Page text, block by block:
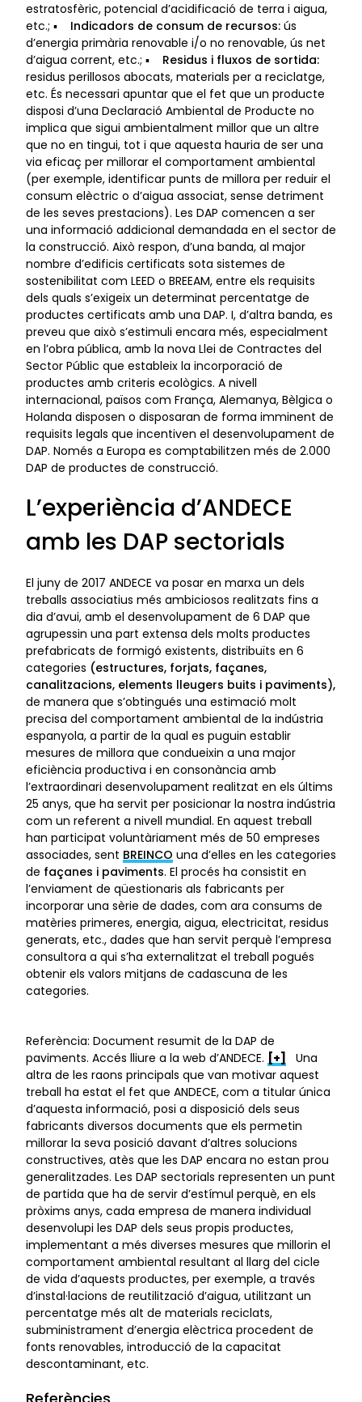
estratosfèric, potencial d’acidificació de terra i aigua,
etc.; ▪ Indicadors de consum de recursos: ús
d’energia primària renovable i/o no renovable, ús net
d’aigua corrent, etc.; ▪ Residus i fluxos de sortida:
residus perillosos abocats, materials per a reciclatge,
etc. És necessari apuntar que el fet que un producte
disposi d’una Declaració Ambiental de Producte no
implica que sigui ambientalment millor que un altre
que no en tingui, tot i que aquesta hauria de ser una
via eficaç per millorar el comportament ambiental
(per exemple, identificar punts de millora per reduir el
consum elèctric o d’aigua associat, sense detriment
de les seves prestacions). Les DAP comencen a ser
una informació addicional demandada en el sector de
la construcció. Això respon, d’una banda, al major
nombre d’edificis certificats sota sistemes de
sostenibilitat com LEED o BREEAM, entre els requisits
dels quals s’exigeix un determinat percentatge de
productes certificats amb una DAP. I, d’altra banda, es
preveu que això s’estimuli encara més, especialment
en l’obra pública, amb la nova Llei de Contractes del
Sector Públic que estableix la incorporació de
productes amb criteris ecològics. A nivell
internacional, països com França, Alemanya, Bèlgica o
Holanda disposen o disposaran de forma imminent de
requisits legals que incentiven el desenvolupament de
DAP. Només a Europa es comptabilitzen més de 2.000
DAP de productes de construcció.
L’experiència d’ANDECE
amb les DAP sectorials
El juny de 2017 ANDECE va posar en marxa un dels
treballs associatius més ambiciosos realitzats fins a
dia d’avui, amb el desenvolupament de 6 DAP que
agrupessin una part extensa dels molts productes
prefabricats de formigó existents, distribuïts en 6
categories (estructures, forjats, façanes,
canalitzacions, elements lleugers buits i paviments),
de manera que s’obtingués una estimació molt
precisa del comportament ambiental de la indústria
espanyola, a partir de la qual es puguin establir
mesures de millora que condueixin a una major
eficiència productiva i en consonància amb
l’extraordinari desenvolupament realitzat en els últims
25 anys, que ha servit per posicionar la nostra indústria
com un referent a nivell mundial. En aquest treball
han participat voluntàriament més de 50 empreses
associades, sent BREINCO una d’elles en les categories
de façanes i paviments. El procés ha consistit en
l’enviament de qüestionaris als fabricants per
incorporar una sèrie de dades, com ara consums de
matèries primeres, energia, aigua, electricitat, residus
generats, etc., dades que han servit perquè l’empresa
consultora a qui s’ha externalitzat el treball pogués
obtenir els valors mitjans de cadascuna de les
categories.
Referència: Document resumit de la DAP de
paviments. Accés lliure a la web d’ANDECE. [+]
Una
altra de les raons principals que van motivar aquest
treball ha estat el fet que ANDECE, com a titular única
d’aquesta informació, posi a disposició dels seus
fabricants diversos documents que els permetin
millorar la seva posició davant d’altres solucions
constructives, atès que les DAP encara no estan prou
generalitzades. Les DAP sectorials representen un punt
de partida que ha de servir d’estímul perquè, en els
pròxims anys, cada empresa de manera individual
desenvolupi les DAP dels seus propis productes,
implementant a més diverses mesures que millorin el
comportament ambiental resultant al llarg del cicle
de vida d’aquests productes, per exemple, a través
d’instal·lacions de reutilització d’aigua, utilitzant un
percentatge més alt de materials reciclats,
subministrament d’energia elèctrica procedent de
fonts renovables, introducció de la capacitat
descontaminant, etc.